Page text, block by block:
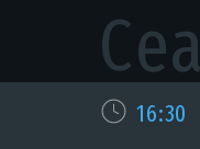
16:30